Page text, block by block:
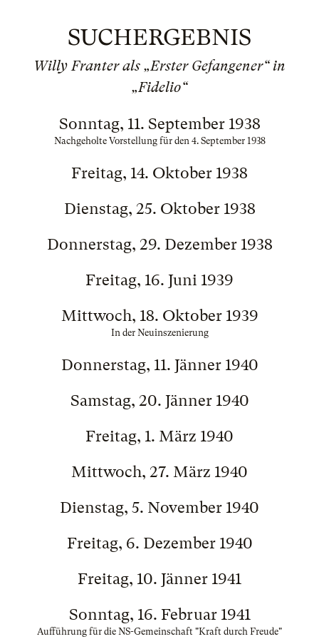
SUCHERGEBNIS
Willy Franter als „Erster Gefangener“ in
„Fidelio“
Sonntag, 11. September 1938
Nachgeholte Vorstellung für den 4. September 1938
Freitag, 14. Oktober 1938
Dienstag, 25. Oktober 1938
Donnerstag, 29. Dezember 1938
Freitag, 16. Juni 1939
Mittwoch, 18. Oktober 1939
In der Neuinszenierung
Donnerstag, 11. Jänner 1940
Samstag, 20. Jänner 1940
Freitag, 1. März 1940
Mittwoch, 27. März 1940
Dienstag, 5. November 1940
Freitag, 6. Dezember 1940
Freitag, 10. Jänner 1941
Sonntag, 16. Februar 1941
Aufführung für die NS-Gemeinschaft "Kraft durch Freude"